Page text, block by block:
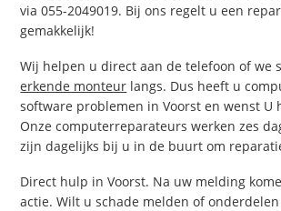
via 055-2049019. Bij ons regelt u een
gemakkelijk!
Wij helpen u direct aan de telefoon of we
erkende monteur langs. Dus heeft u
software problemen in Voorst en wenst U
Onze computerreparateurs werken zes
zijn dagelijks bij u in de buurt om
Direct hulp in Voorst. Na uw melding
actie. Wilt u schade melden of